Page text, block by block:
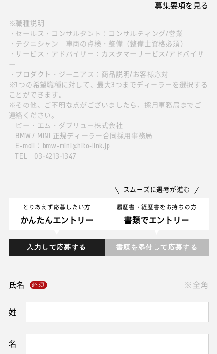
募集要項を見る
※職種説明
・セールス・コンサルタント：コンサルティング/営業
・テクニシャン：車両の点検・整備（整備士資格必須）
・サービス・アドバイザー：カスタマーサービス/アドバイザ
ー
・プロダクト・ジーニアス：商品説明/お客様応対
※1つの希望職種に対して、最大3つまでディーラーを選択する
ことができます。
※その他、ご不明な点がございましたら、採用事務局までご
連絡ください。
ビー・エム・ダブリュー株式会社
BMW / MINI 正規ディーラー合同採用事務局
E-mail：bmw-mini@hito-link.jp
TEL：03-4213-1347
とりあえず応募したい方
かんたんエントリー
入力して応募する
スムーズに選考が進む
履歴書・経歴書をお持ちの方
書類でエントリー
書類を添付して応募する
氏名
姓
名
※全角